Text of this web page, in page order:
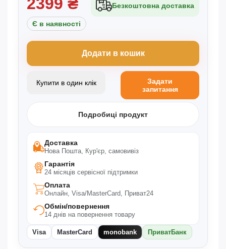
2399 ₴ Безкоштовна доставка
Є в наявності
Додати в кошик
Купити в один клік
Задати
запитання
Подробиці продукт
Доставка
Нова Пошта, Кур'єр, самовивіз
Гарантія
24 місяців сервісної підтримки
Оплата
Онлайн, Visa/MasterCard, Приват24
Обмін/повернення
14 днів на повернення товару
Visa MasterCard monobank ПриватБанк